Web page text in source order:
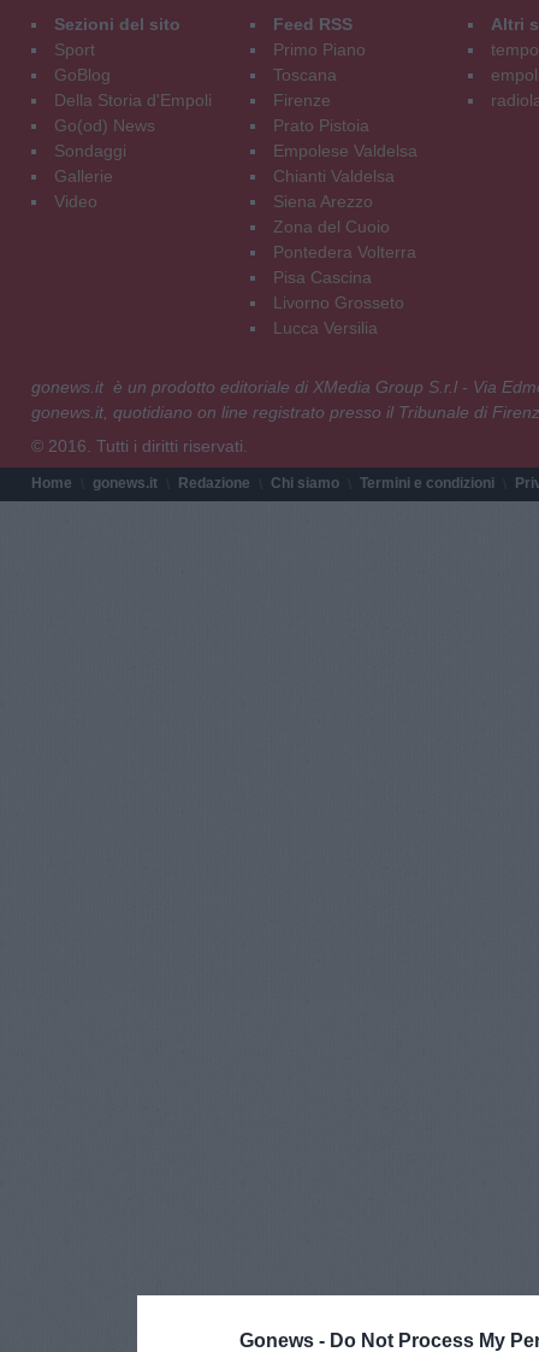
Gonews - Do Not Process My
Sezioni del sito
Sport
GoBlog
Della Storia d'Empoli
Go(od) News
Sondaggi
Gallerie
Video
Feed RSS
Primo Piano
Toscana
Firenze
Prato Pistoia
Empolese Valdelsa
Chianti Valdelsa
Siena Arezzo
Zona del Cuoio
Pontedera Volterra
Pisa Cascina
Livorno Grosseto
Lucca Versilia
Altri
gonews.it è un prodotto editoriale di XMedia Group S.r.l - Via
gonews.it, quotidiano on line registrato presso il Tribunale di
© 2016. Tutti i diritti riservati.
Home gonews.it Redazione Chi siamo Termini e condizioni